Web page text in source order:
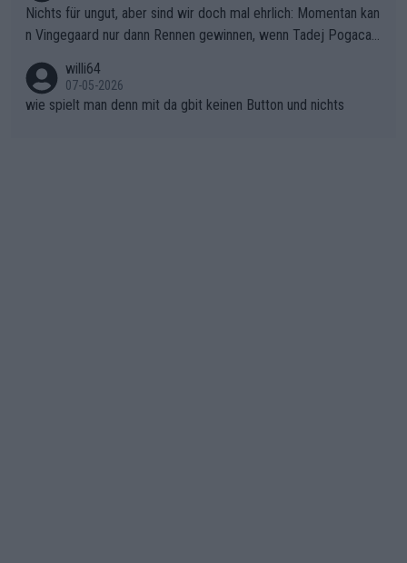
ichtung Nizza. Niewiadoma hat psychologisch Oberwasser, ab
er SD Worx und Vollering müssen jetzt All-In gehen. (gregman
n)
Nichts für ungut, aber sind wir doch mal ehrlich: Momentan kan
n Vingegaard nur dann Rennen gewinnen, wenn Tadej Pogacar
willi64
07-05-2026
wie spielt man denn mit da gbit keinen Button und nichts